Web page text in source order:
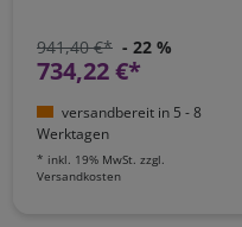
941,40 €* - 22 %
734,22 €*
versandbereit in 5 - 8
Werktagen
* inkl. 19% MwSt. zzgl.
Versandkosten